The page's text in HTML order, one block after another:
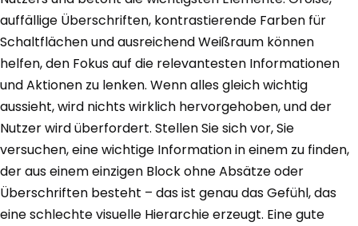
auffällige Überschriften, kontrastierende Farben für
Schaltflächen und ausreichend Weißraum können
helfen, den Fokus auf die relevantesten Informationen
und Aktionen zu lenken. Wenn alles gleich wichtig
aussieht, wird nichts wirklich hervorgehoben, und der
Nutzer wird überfordert. Stellen Sie sich vor, Sie
versuchen, eine wichtige Information in einem zu finden,
der aus einem einzigen Block ohne Absätze oder
Überschriften besteht – das ist genau das Gefühl, das
eine schlechte visuelle Hierarchie erzeugt. Eine gute